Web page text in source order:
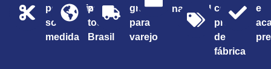
personalizados
sob
medida
para
todo o
Brasil
grátis
para
varejo
nacional com
preço
de
fábrica
e